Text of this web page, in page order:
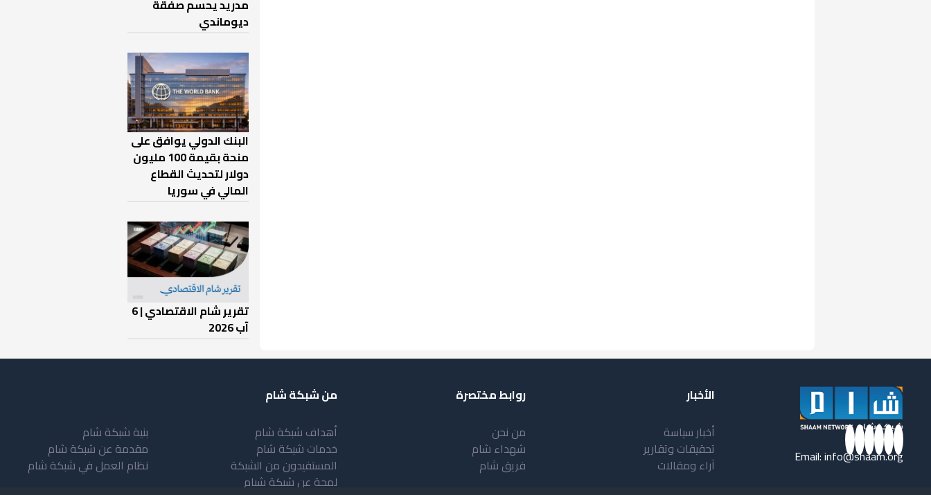
مدريد يحسم صفقة
ديوماندي
البنك الدولي يوافق على
منحة بقيمة 100 مليون
دولار لتحديث القطاع
المالي في سوريا
تقرير شام الاقتصادي | 6
آب 2026
Email:info@shaam.org
الأخبار
أخبار سياسة
تحقيقات وتقارير
آراء ومقالات
روابط مختصرة
من نحن
شهداء شام
فريق شام
من شبكة شام
أهداف شبكة شام
خدمات شبكة شام
المستفيدون من الشبكة
لمحة عن شبكة شبام
بنية شبكة شام
مقدمة عن شبكة شام
نظام العمل في شبكة شام